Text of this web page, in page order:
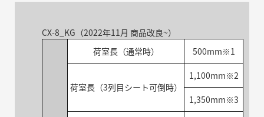
CX-8_KG（2022年11月 商品改良~）
荷室長（通常時） 500mm※1
荷室長（3列目シート可倒時）
1,100mm※2
1,350mm※3